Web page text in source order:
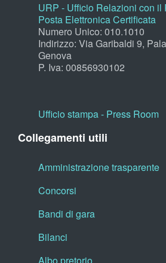
URP - Ufficio Relazioni con il
Posta Elettronica Certificata
Numero Unico: 010.1010
Indirizzo: Via Garibaldi 9,
Genova
P. Iva: 00856930102
Ufficio stampa - Press Room
Collegamenti utili
Amministrazione trasparente
Concorsi
Bandi di gara
Bilanci